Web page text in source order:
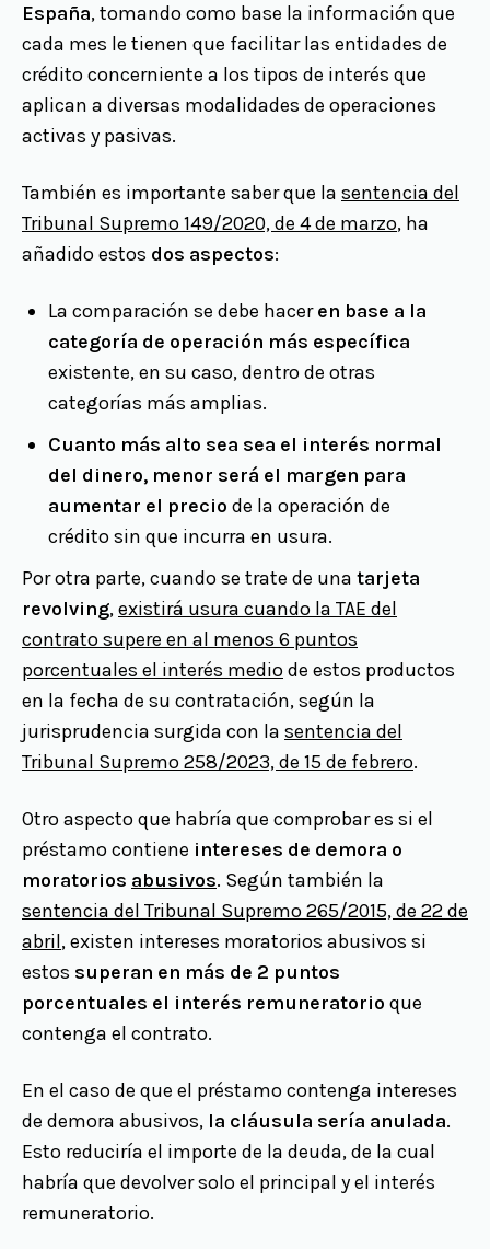
España, tomando como base la información que
cada mes le tienen que facilitar las entidades de
crédito concerniente a los tipos de interés que
aplican a diversas modalidades de operaciones
activas y pasivas.
También es importante saber que la sentencia del
Tribunal Supremo 149/2020, de 4 de marzo, ha
añadido estos dos aspectos:
La comparación se debe haceren base a la
categoría de operación más específica
existente, en su caso, dentro de otras
categorías más amplias.
Cuanto más alto sea sea el interés normal
del dinero, menor será el margen para
aumentar el precio de la operación de
crédito sin que incurra en usura.
Por otra parte, cuando se trate de una tarjeta
revolving,existirá usura cuando la TAE del
contrato supere en al menos 6 puntos
porcentuales el interés mediode estos productos
en la fecha de su contratación, según la
jurisprudencia surgida con la sentencia del
Tribunal Supremo 258/2023, de 15 de febrero.
Otro aspecto que habría que comprobar es si el
préstamo contiene intereses de demora o
moratorios abusivos. Según también la
sentencia del Tribunal Supremo 265/2015, de 22 de
abril, existen intereses moratorios abusivos si
estos superan en más de 2 puntos
porcentuales el interés remuneratorio que
contenga el contrato.
En el caso de que el préstamo contenga intereses
de demora abusivos, la cláusula sería anulada.
Esto reduciría el importe de la deuda, de la cual
habría que devolver solo el principal y el interés
remuneratorio.